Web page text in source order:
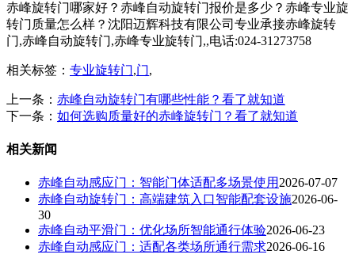
赤峰旋转门哪家好？赤峰自动旋转门报价是多少？赤峰专业旋
转门质量怎么样？沈阳迈辉科技有限公司专业承接赤峰旋转
门,赤峰自动旋转门,赤峰专业旋转门,,电话:024-31273758
相关标签： 专业旋转门,门,
上一条： 赤峰自动旋转门有哪些性能？看了就知道
下一条： 如何选购质量好的赤峰旋转门？看了就知道
相关新闻
赤峰自动感应门：智能门体适配多场景使用2026-07-07
赤峰自动旋转门：高端建筑入口智能配套设施2026-06-
30
赤峰自动平滑门：优化场所智能通行体验2026-06-23
赤峰自动感应门：适配各类场所通行需求2026-06-16